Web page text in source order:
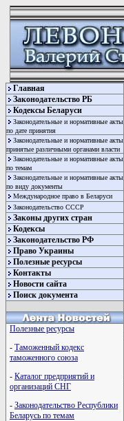
Главная
Законодательство РБ
Кодексы Беларуси
Законодательные и нормативные акты
по дате принятия
Законодательные и нормативные акты
принятые различными органами власти
Законодательные и нормативные акты
по темам
Законодательные и нормативные акты
по виду документы
Международное право в Беларуси
Законодательство СССР
Законы других стран
Кодексы
Законодательство РФ
Право Украины
Полезные ресурсы
Контакты
Новости сайта
Поиск документа
Полезные ресурсы
- Таможенный кодекс
таможенного союза
- Каталог предприятий и
организаций СНГ
- Законодательство Республики
Беларусь по темам